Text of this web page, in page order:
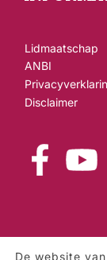
Lidmaatschap
ANBI
Disclaimer
De website